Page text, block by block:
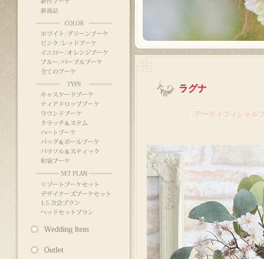
ラグナ
アーティフィシャル